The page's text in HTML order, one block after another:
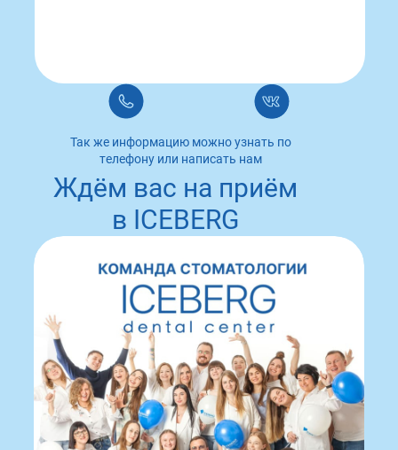
Так же информацию можно узнать по
телефону или написать нам
Ждём вас на приём
в ICEBERG